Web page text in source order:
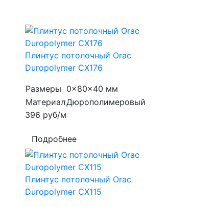
Плинтус потолочный Orac
Duropolymer CX176
Размеры 0x80x40 мм
МатериалДюрополимеровый
396 руб/м
Подробнее
Плинтус потолочный Orac
Duropolymer CX115